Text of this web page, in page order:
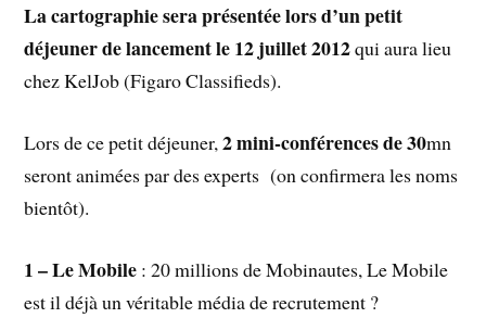
La cartographie sera présentée lors d’un petit
déjeuner de lancement le 12 juillet 2012qui aura lieu
chez KelJob (Figaro Classifieds).
Lors de ce petit déjeuner,2 mini-conférences de 30mn
seront animées par des experts (on confirmera les noms
bientôt).
1 – Le Mobile : 20 millions de Mobinautes, Le Mobile
est il déjà un véritable média de recrutement ?